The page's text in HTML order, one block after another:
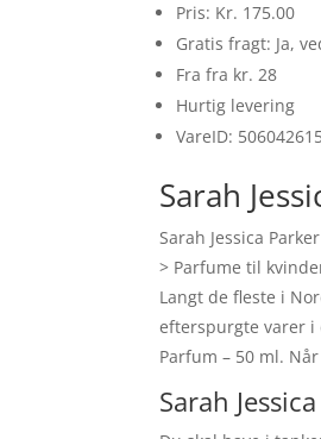
Pris: Kr. 175.00
Gratis fragt: Ja,
Fra fra kr. 28
Hurtig levering
VareID:
Sarah
Sarah Jessica
> Parfume til
Langt de fleste i
efterspurgte varer i
Parfum – 50 ml.
Sarah